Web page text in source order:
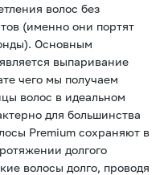
волос без
(именно они портят
Основным
выпаривание
чего мы получаем
волос в идеальном
для большинства
Premium сохраняют в
долгого
волосы долго, проводя